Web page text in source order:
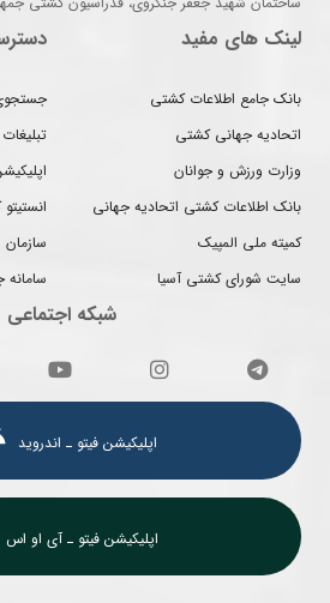
لینک های مفید
بانک جامع اطلاعات کشتی
اتحادیه جهانی کشتی
وزارت ورزش و جوانان
بانک اطلاعات کشتی اتحادیه جهانی
کمیته ملی المپیک
سایت شورای کشتی آسیا
شبکه اجتماعی
اپلیکیشن فیتو ـ اندروید
اپلیکیشن فیتو ـ آی او اس